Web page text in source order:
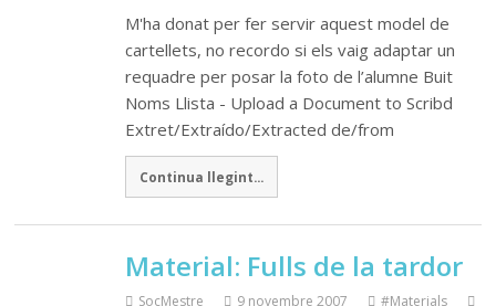
M'ha donat per fer servir aquest model de
cartellets, no recordo si els vaig adaptar un
requadre per posar la foto de l’alumne Buit
Noms Llista - Upload a Document to Scribd
Extret/Extraído/Extracted de/from
Continua llegint...
Material: Fulls de la tardor
SocMestre 9 novembre 2007
#Materials